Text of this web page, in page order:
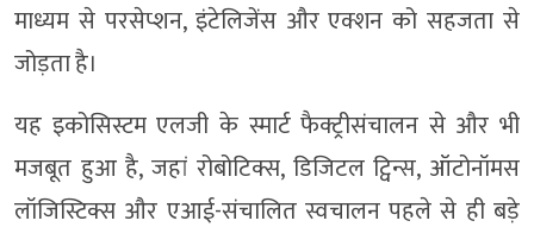
माध्यम से परसेप्शन, इंटेलिजेंस और एक्शन को सहजता से
जोड़ता है।
यह इकोसिस्टम एलजी के स्मार्ट फैक्ट्रीसंचालन से और भी
मजबूत हुआ है, जहां रोबोटिक्स, डिजिटल ट्विन्स, ऑटोनॉमस
लॉजिस्टिक्स और एआई-संचालित स्वचालन पहले से ही बड़े